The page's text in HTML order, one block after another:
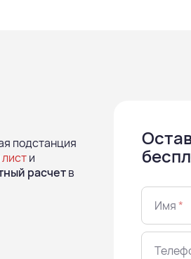
подстанция
и
расчетв
Имя*